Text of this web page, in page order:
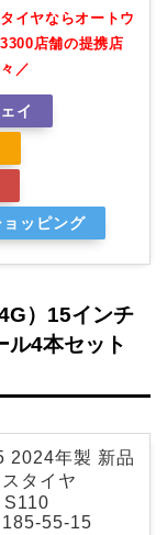
イヤならオートウ
店舗の提携店
／
イ
ッピング
）15インチ
ル4本セット
2024年製 新品
タイヤ
S110
55-15